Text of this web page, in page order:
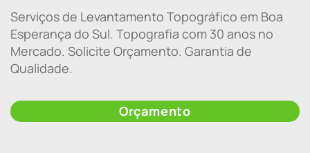
Serviços de Levantamento Topográfico em Boa
Esperança do Sul. Topografia com 30 anos no
Mercado. Solicite Orçamento. Garantia de
Qualidade.
Orçamento